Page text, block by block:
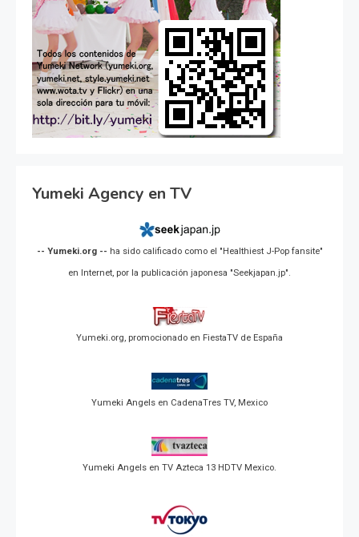
Yumeki Agency en TV
-- Yumeki.org -- ha sido calificado como el "Healthiest J-Pop fansite"
en Internet, por la publicación japonesa "Seekjapan.jp".
Yumeki.org, promocionado en FiestaTV de España
Yumeki Angels en CadenaTres TV, Mexico
Yumeki Angels en TV Azteca 13 HDTV Mexico.